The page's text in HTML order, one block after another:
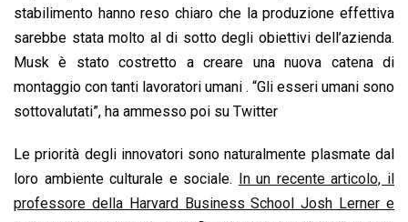
stabilimento hanno reso chiaro che la produzione effettiva
sarebbe stata molto al di sotto degli obiettivi dell’azienda.
Musk è stato costretto a creare una nuova catena di
montaggio con tanti lavoratori umani . “Gli esseri umani sono
sottovalutati”, ha ammesso poi su Twitter
Le priorità degli innovatori sono naturalmente plasmate dal
loro ambiente culturale e sociale. In un recente articolo, il
professore della Harvard Business School Josh Lerner e